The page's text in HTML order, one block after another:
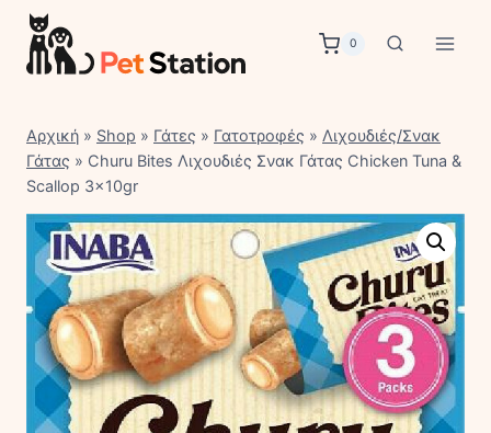
Skip
content
0
Αρχική » Shop » Γάτες » Γατοτροφές » Λιχουδιές/Σνακ
Γάτας » Churu Bites Λιχουδιές Σνακ Γάτας Chicken Tuna &
Scallop 3x10gr